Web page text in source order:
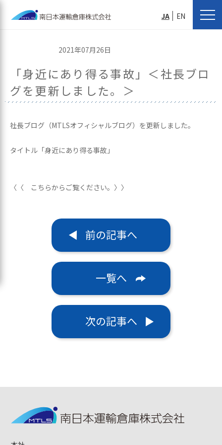
JA EN
2021年07月26日
「身近にあり得る事故」＜社長ブロ
グを更新しました。＞
社長ブログ（MTLSオフィシャルブログ）を更新しました。
タイトル「身近にあり得る事故」
〈〈 こちらからご覧ください。〉〉
前の記事へ
一覧へ
次の記事へ